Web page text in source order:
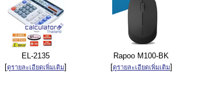
EL-2135
[ดูรายละเอียดเพิ่มเติม]
Rapoo M100-BK
[ดูรายละเอียดเพิ่มเติม]